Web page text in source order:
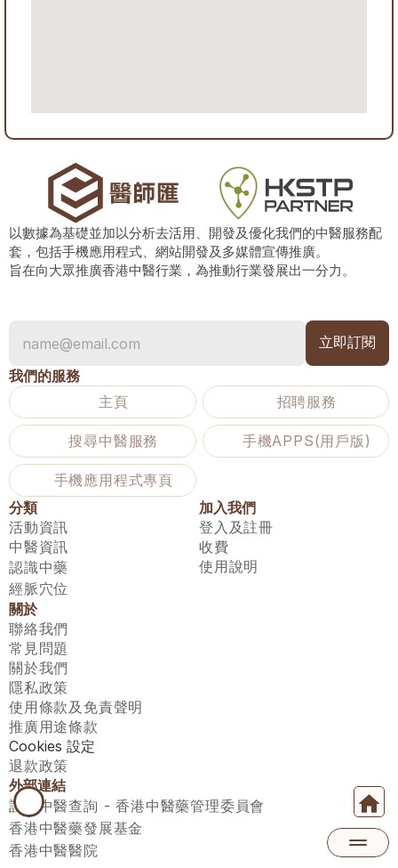
以數據為基礎並加以分析去活用、開發及優化我們的中醫服務配
套，包括手機應用程式、網站開發及多媒體宣傳推廣。
旨在向大眾推廣香港中醫行業，為推動行業發展出一分力。
我們的服務
主頁
招聘服務
搜尋中醫服務 手機APPS(用戶版)
手機應用程式專頁
分類
活動資訊
中醫資訊
認識中藥
經脈穴位
加入我們
登入及註冊
收費
使用說明
關於
聯絡我們
常見問題
關於我們
隱私政策
使用條款及免責聲明
推廣用途條款
Cookies 設定
退款政策
外部連結
註冊中醫查詢 - 香港中醫藥管理委員會
香港中醫藥發展基金
香港中醫醫院